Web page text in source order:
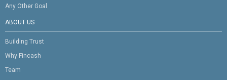
Any Other Goal
ABOUT US
Building Trust
Why Fincash
Team